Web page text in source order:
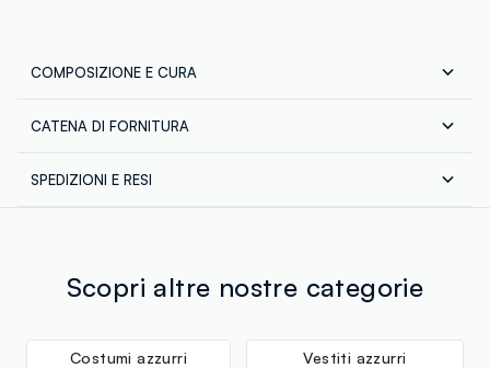
COMPOSIZIONE E CURA
Composizione: 100% COTONE
CATENA DI FORNITURA
CUTTING EDGE INDUSTRIES LTD (C
SPEDIZIONI E RESI
tuoi prodotti in negozio, il servizio è sempre gratuito.
Scopri altre nostre categorie
Costumi azzurri Vestiti azzurri